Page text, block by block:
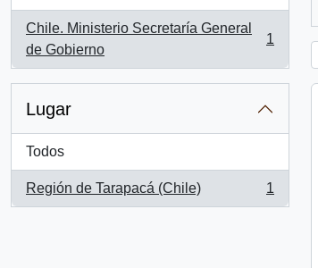
Chile. Ministerio Secretaría General
de Gobierno
, 1 resultados
1
Lugar
Todos
Región de Tarapacá (Chile)
, 1 resultados
1